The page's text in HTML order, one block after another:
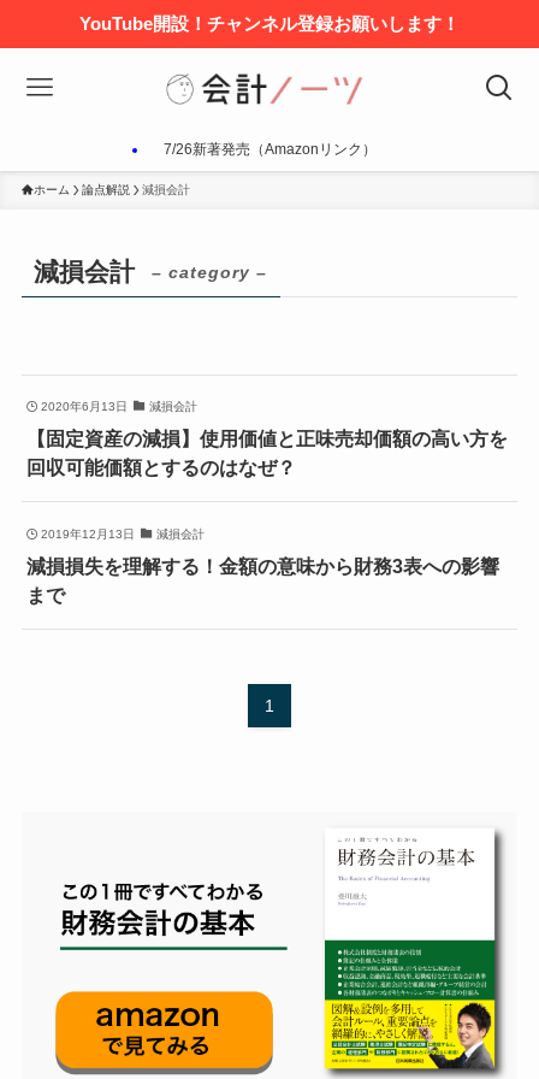
YouTube開設！チャンネル登録お願いします！
7/26新著発売（Amazonリンク）
ホーム 論点解説 減損会計
減損会計 – category –
2020年6月13日 減損会計
【固定資産の減損】使用価値と正味売却価額の高い方を
回収可能価額とするのはなぜ？
2019年12月13日 減損会計
減損損失を理解する！金額の意味から財務3表への影響
まで
1